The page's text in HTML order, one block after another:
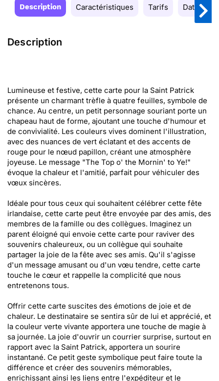
Description Caractéristiques Tarifs Date de
Description
Lumineuse et festive, cette carte pour la Saint Patrick
présente un charmant trèfle à quatre feuilles, symbole de
chance. Au centre, un petit personnage souriant porte un
chapeau haut de forme, ajoutant une touche d'humour et
de convivialité. Les couleurs vives dominent l'illustration,
avec des nuances de vert éclatant et des accents de
rouge pour le nœud papillon, créant une atmosphère
joyeuse. Le message "The Top o' the Mornin' to Ye!"
évoque la chaleur et l'amitié, parfait pour véhiculer des
vœux sincères.
Idéale pour tous ceux qui souhaitent célébrer cette fête
irlandaise, cette carte peut être envoyée par des amis, des
membres de la famille ou des collègues. Imaginez un
parent éloigné qui envoie cette carte pour raviver des
souvenirs chaleureux, ou un collègue qui souhaite
partager la joie de la fête avec ses amis. Qu'il s'agisse
d'un message amusant ou d'un vœu tendre, cette carte
touche le cœur et rappelle la complicité que nous
entretenons tous.
Offrir cette carte suscites des émotions de joie et de
chaleur. Le destinataire se sentira sûr de lui et apprécié, et
la couleur verte vivante apportera une touche de magie à
sa journée. La joie d'ouvrir un courrier surprise, surtout en
rapport avec la Saint Patrick, apportera un sourire
instantané. Ce petit geste symbolique peut faire toute la
différence et créer des souvenirs mémorables,
enrichissant ainsi les liens entre l'expéditeur et le